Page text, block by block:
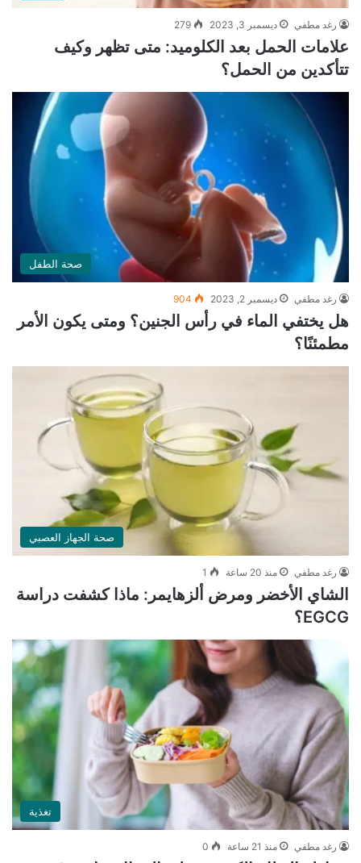
رغد مطفي ديسمبر 3, 2023 279
علامات الحمل بعد الكلوميد: متى تظهر وكيف
تتأكدين من الحمل؟
صحة الطفل
رغد مطفي ديسمبر 2, 2023 904
هل يختفي الماء في رأس الجنين؟ ومتى يكون الأمر
مطمئنًا؟
صحة الجهاز العصبي
رغد مطفي منذ 20 ساعة 1
الشاي الأخضر ومرض ألزهايمر: ماذا كشفت دراسة
EGCG؟
تغذية
رغد مطفي منذ 21 ساعة 0